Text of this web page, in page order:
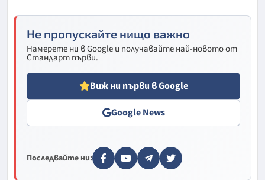
Не пропускайте нищо важно
Намерете ни в Google и получавайте най-новото от
Стандарт първи.
Виж ни първи в Google
Google News
Последвайте ни: